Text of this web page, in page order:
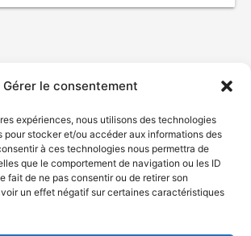
Gérer le consentement
expériences, nous utilisons des technologies
pour stocker et/ou accéder aux informations des
à ces technologies nous permettra de
que le comportement de navigation ou les ID
fait de ne pas consentir ou de retirer son
un effet négatif sur certaines caractéristiques